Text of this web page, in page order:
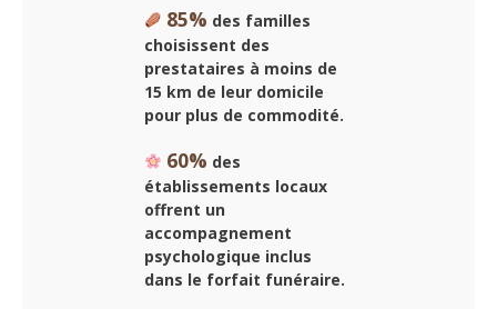
85% des familles
choisissent des
prestataires à moins de
15 km de leur domicile
pour plus de commodité.
60% des
établissements locaux
offrent un
accompagnement
psychologique inclus
dans le forfait funéraire.